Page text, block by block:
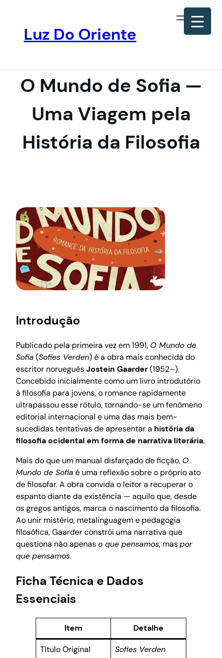
conteúdo
Luz Do Oriente
O Mundo de Sofia —
Uma Viagem pela
História da Filosofia
Introdução
Publicado pela primeira vez em 1991, O Mundo de
Sofia (Sofies Verden) é a obra mais conhecida do
escritor norueguêsJostein Gaarder(1952–).
Concebido inicialmente como um livro introdutório
à filosofia para jovens, o romance rapidamente
ultrapassou esse rótulo, tornando-se um fenômeno
editorial internacional e uma das mais bem-
sucedidas tentativas de apresentar a história da
filosofia ocidental em forma de narrativa literária.
Mais do que um manual disfarçado de ficção, O
Mundo de Sofia é uma reflexão sobre o próprio ato
de filosofar. A obra convida o leitor a recuperar o
espanto diante da existência — aquilo que, desde
os gregos antigos, marca o nascimento da filosofia.
Ao unir mistério, metalinguagem e pedagogia
filosófica, Gaarder constrói uma narrativa que
questiona não apenaso que pensamos, maspor
que pensamos.
Ficha Técnica e Dados
Essenciais
Item Detalhe
Título Original
Sofies Verden